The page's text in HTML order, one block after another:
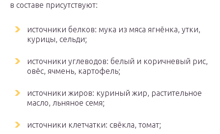
в составе присутствуют:
источники белков: мука из мяса ягнёнка, утки,
курицы, сельди;
источники углеводов: белый и коричневый рис,
овёс, ячмень, картофель;
источники жиров: куриный жир, растительное
масло, льняное семя;
источники клетчатки: свёкла, томат;